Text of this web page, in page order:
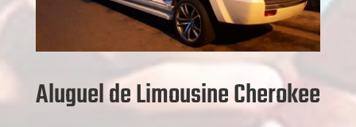
Aluguel de Limousine Cherokee